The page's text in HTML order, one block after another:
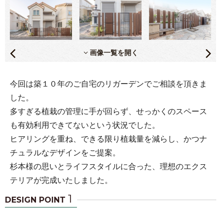
画像一覧を開く
今回は築１０年のご自宅のリガーデンでご相談を頂きま
した。
多すぎる植栽の管理に手が回らず、せっかくのスペース
も有効利用できてないという状況でした。
ヒアリングを重ね、できる限り植栽量を減らし、かつナ
チュラルなデザインをご提案。
杉本様の思いとライフスタイルに合った、理想のエクス
テリアが完成いたしました。
DESIGN POINT 1